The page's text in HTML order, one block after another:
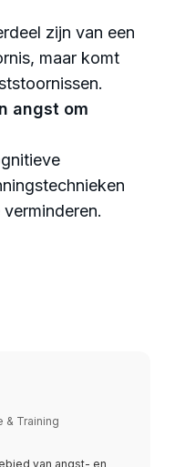
zijn van een
maar komt
angst om
Training
van angst- en